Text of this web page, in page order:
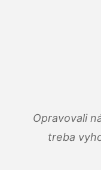
Opravovali
treba